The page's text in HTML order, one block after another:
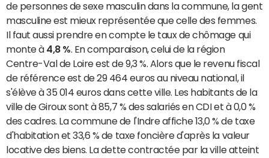
de personnes de sexe masculin dans la commune, la gent
masculine est mieux représentée que celle des femmes.
Il faut aussi prendre en compte le taux de chômage qui
monte à 4,8 % . En comparaison, celui de la région
Centre-Val de Loire est de 9,3 %. Alors que le revenu fiscal
de référence est de 29 464 euros au niveau national, il
s'élève à 35 014 euros dans cette ville. Les habitants de la
ville de Giroux sont à 85,7 % des salariés en CDI et à 0,0 %
des cadres. La commune de l'Indre affiche 13,0 % de taxe
d'habitation et 33,6 % de taxe foncière d'après la valeur
locative des biens. La dette contractée par la ville atteint